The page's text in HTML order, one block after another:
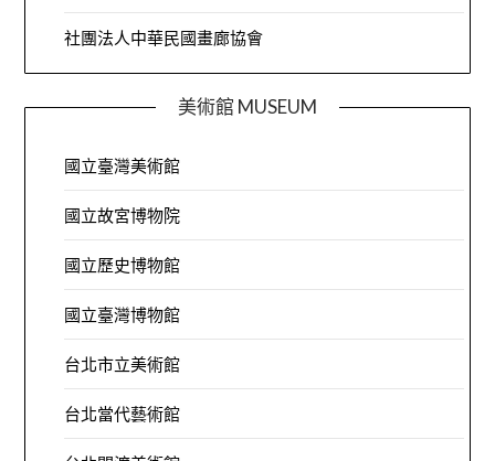
社團法人中華民國畫廊協會
美術館 MUSEUM
國立臺灣美術館
國立故宮博物院
國立歷史博物館
國立臺灣博物館
台北市立美術館
台北當代藝術館